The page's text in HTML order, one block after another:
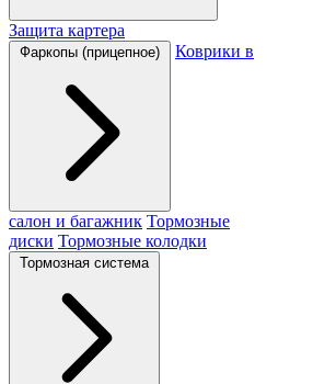
Защита картера
Фаркопы (прицепное) Коврики в
салон и багажник Тормозные
диски Тормозные колодки
Тормозная система